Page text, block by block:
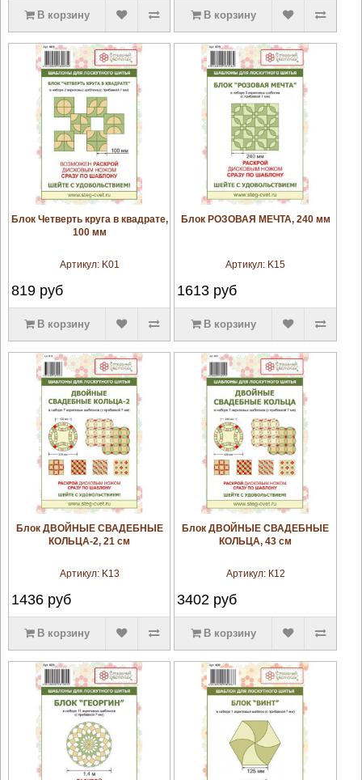
В корзину В корзину
увеличить
Блок Четверть круга в квадрате,
100 мм
Артикул: K01
819руб
В корзину
увеличить
Блок РОЗОВАЯ МЕЧТА, 240 мм
Артикул: K15
1613 руб
В корзину
увеличить
Блок ДВОЙНЫЕ СВАДЕБНЫЕ
КОЛЬЦА-2, 21 см
Артикул: K13
1436руб
В корзину
увеличить
Блок ДВОЙНЫЕ СВАДЕБНЫЕ
КОЛЬЦА, 43 см
Артикул: К12
3402 руб
В корзину